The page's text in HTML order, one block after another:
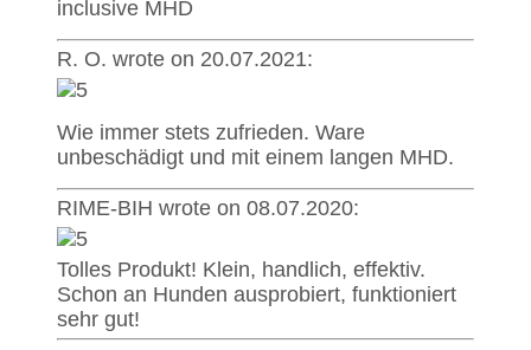
inclusive MHD
R. O. wrote on 20.07.2021:
Wie immer stets zufrieden. Ware
unbeschädigt und mit einem langen MHD.
RIME-BIH wrote on 08.07.2020:
Tolles Produkt! Klein, handlich, effektiv.
Schon an Hunden ausprobiert, funktioniert
sehr gut!